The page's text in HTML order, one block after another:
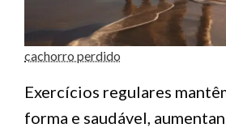
cachorro perdido
Exercícios regulares
forma e saudável,